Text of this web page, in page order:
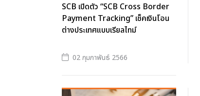
SCB เปิดตัว “SCB Cross Border
Payment Tracking” เช็คเงินโอน
ต่างประเทศแบบเรียลไทม์
02 กุมภาพันธ์ 2566